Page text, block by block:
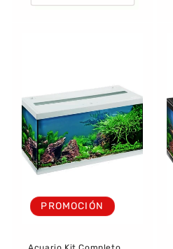
PROMOCIÓN